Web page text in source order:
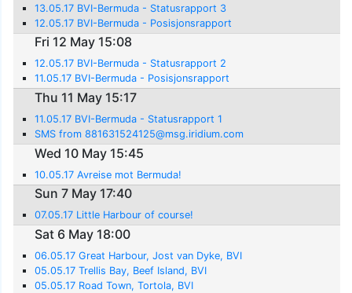
13.05.17 BVI-Bermuda - Statusrapport 3
12.05.17 BVI-Bermuda - Posisjonsrapport
Fri 12 May 15:08
12.05.17 BVI-Bermuda - Statusrapport 2
11.05.17 BVI-Bermuda - Posisjonsrapport
Thu 11 May 15:17
11.05.17 BVI-Bermuda - Statusrapport 1
SMS from 881631524125@msg.iridium.com
Wed 10 May 15:45
10.05.17 Avreise mot Bermuda!
Sun 7 May 17:40
07.05.17 Little Harbour of course!
Sat 6 May 18:00
06.05.17 Great Harbour, Jost van Dyke, BVI
05.05.17 Trellis Bay, Beef Island, BVI
05.05.17 Road Town, Tortola, BVI